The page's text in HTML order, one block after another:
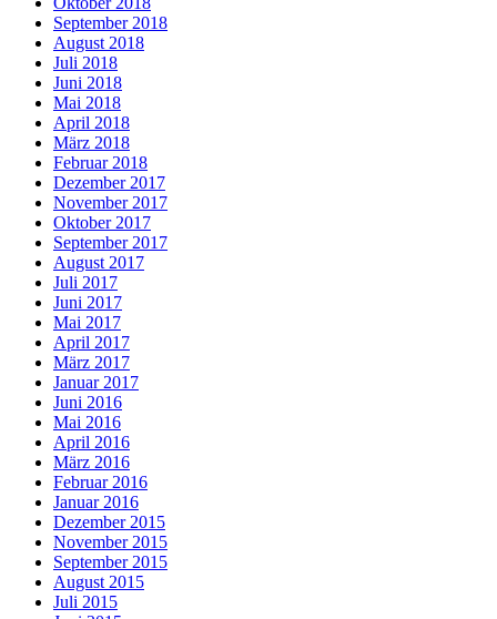
September 2018
August 2018
Juli 2018
Juni 2018
Mai 2018
April 2018
März 2018
Februar 2018
Dezember 2017
November 2017
Oktober 2017
September 2017
August 2017
Juli 2017
Juni 2017
Mai 2017
April 2017
März 2017
Januar 2017
Juni 2016
Mai 2016
April 2016
März 2016
Februar 2016
Januar 2016
Dezember 2015
November 2015
September 2015
August 2015
Juli 2015